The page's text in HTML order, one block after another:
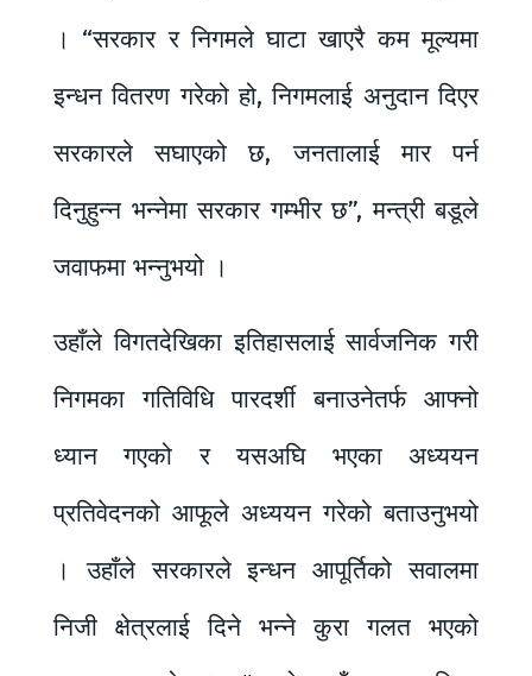
। “सरकार र निगमले घाटा खाएरै कम मूल्यमा
इन्धन वितरण गरेको हो, निगमलाई अनुदान दिएर
सरकारले सघाएको छ, जनतालाई मार पर्न
दिनुहुन्न भन्नेमा सरकार गम्भीर छ”, मन्त्री बडूले
जवाफमा भन्नुभयो ।
उहाँले विगतदेखिका इतिहासलाई सार्वजनिक गरी
निगमका गतिविधि पारदर्शी बनाउनेतर्फ आफ्नो
ध्यान गएको र यसअघि भएका अध्ययन
प्रतिवेदनको आफूले अध्ययन गरेको बताउनुभयो
। उहाँले सरकारले इन्धन आपूर्तिको सवालमा
निजी क्षेत्रलाई दिने भन्ने कुरा गलत भएको